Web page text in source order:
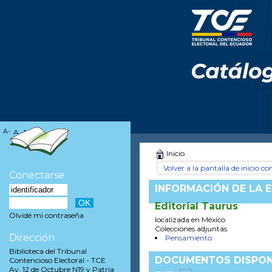
Inicio
Volver a la pantalla de inicio
INFORMACIÓN DE LA
Editorial Taurus
localizada en México
Colecciones adjuntas
Pensamiento
DOCUMENTOS
A- A A+
Conectarse
Olvidé mi contraseña
Dirección
Biblioteca del Tribunal
Contencioso Electoral - TCE
Av. 12 de Octubre N19 y Patria